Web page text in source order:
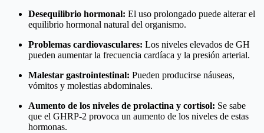
Desequilibrio hormonal: El uso prolongado puede alterar el
equilibrio hormonal natural del organismo.
Problemas cardiovasculares: Los niveles elevados de GH
pueden aumentar la frecuencia cardíaca y la presión arterial.
Malestar gastrointestinal: Pueden producirse náuseas,
vómitos y molestias abdominales.
Aumento de los niveles de prolactina y cortisol: Se sabe
que el GHRP-2 provoca un aumento de los niveles de estas
hormonas.